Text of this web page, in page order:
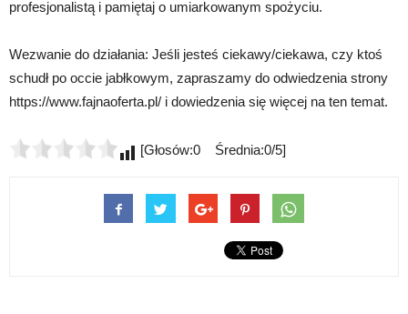
profesjonalistą i pamiętaj o umiarkowanym spożyciu.
Wezwanie do działania: Jeśli jesteś ciekawy/ciekawa, czy ktoś
schudł po occie jabłkowym, zapraszamy do odwiedzenia strony
https://www.fajnaoferta.pl/ i dowiedzenia się więcej na ten temat.
[Głosów:0 Średnia:0/5]